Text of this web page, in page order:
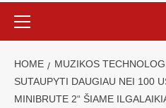
HOME MUZIKOS
SUTAUPYTI DAUGIAU NEI 100
MINIBRUTE 2“ ŠIAME